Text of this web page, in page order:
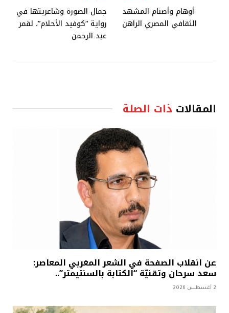
أوهام وأصنام المشهد
الثقافي المصري الراهن
جمال الصورة وشاعريتها في
رواية “كوفيد الأحلام”، لقمر
عبد الرحمن
المقالات ذات الصلة
عن انقلاب الصفحة في الشعر المغربي المعاصر:
سعد سرحان وتقنيّة “الكتابة بالسنتيمتر”..
2 أغسطس 2026